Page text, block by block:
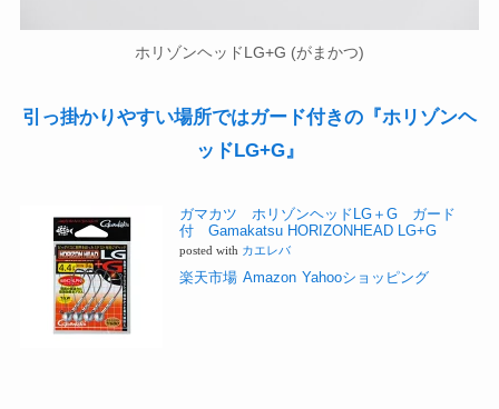
ホリゾンヘッドLG+G (がまかつ)
引っ掛かりやすい場所ではガード付きの『ホリゾンヘ
ッドLG+G』
ガマカツ ホリゾンヘッドLG＋G ガード
付 Gamakatsu HORIZONHEAD LG+G
posted with カエレバ
楽天市場 Amazon Yahooショッピング